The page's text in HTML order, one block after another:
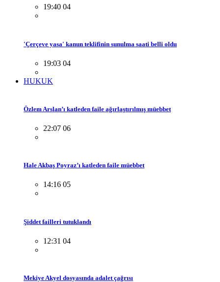
19:40 04
'Çerçeve yasa' kanun teklifinin sunulma saati belli oldu
19:03 04
HUKUK
Özlem Arslan’ı katleden faile ağırlaştırılmış müebbet
22:07 06
Hale Akbaş Poyraz’ı katleden faile müebbet
14:16 05
Şiddet failleri tutuklandı
12:31 04
Mekiye Akyel dosyasında adalet çağrısı